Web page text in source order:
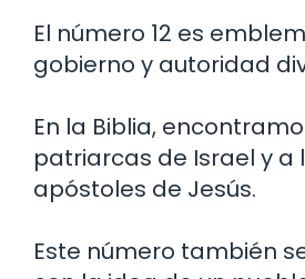
El número 12 es
gobierno y autoridad
En la Biblia,
patriarcas de Israel y a
apóstoles de Jesús.
Este número también